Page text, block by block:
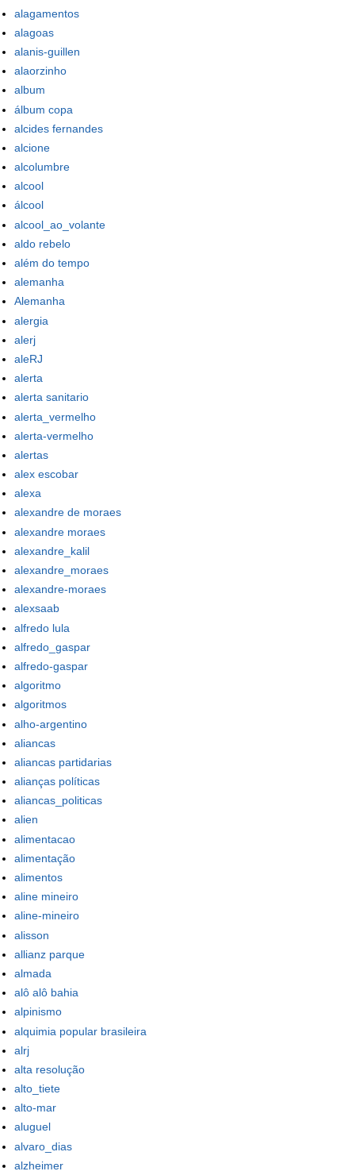
alagamentos
alagoas
alanis-guillen
alaorzinho
album
álbum copa
alcides fernandes
alcione
alcolumbre
alcool
álcool
alcool_ao_volante
aldo rebelo
além do tempo
alemanha
Alemanha
alergia
alerj
aleRJ
alerta
alerta sanitario
alerta_vermelho
alerta-vermelho
alertas
alex escobar
alexa
alexandre de moraes
alexandre moraes
alexandre_kalil
alexandre_moraes
alexandre-moraes
alexsaab
alfredo lula
alfredo_gaspar
alfredo-gaspar
algoritmo
algoritmos
alho-argentino
aliancas
aliancas partidarias
alianças políticas
aliancas_politicas
alien
alimentacao
alimentação
alimentos
aline mineiro
aline-mineiro
alisson
allianz parque
almada
alô alô bahia
alpinismo
alquimia popular brasileira
alrj
alta resolução
alto_tiete
alto-mar
aluguel
alvaro_dias
alzheimer